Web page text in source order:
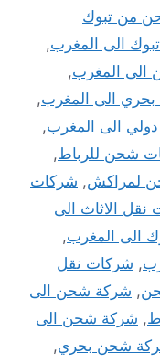
من تبوك
الى المغرب,
المغرب,
الى المغرب,
الى المغرب,
شحن للرباط,
لمراكش, شركات
نقل الاثاث الى
الى المغرب,
, شركات نقل
, شركة شحن الى
, شركة شحن الى
شحن بحري,